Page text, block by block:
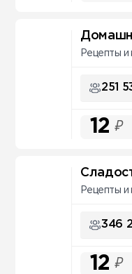
Рецепты и
251
12 ₽
Рецепты и
346
12 ₽